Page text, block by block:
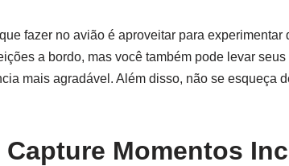
fazer no avião é aproveitar para
a bordo, mas você também pode levar
mais agradável. Além disso, não se esqueça
Momentos